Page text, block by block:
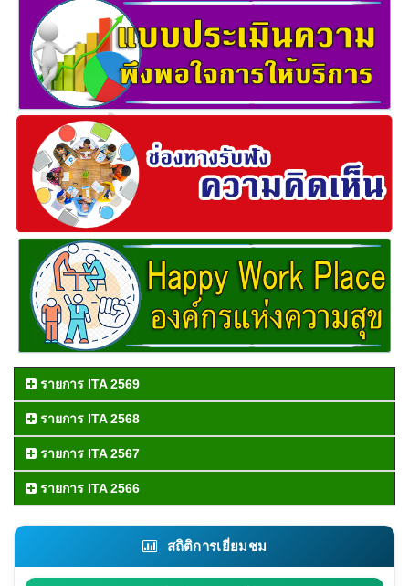
รายการ ITA 2569
รายการ ITA 2568
รายการ ITA 2567
รายการ ITA 2566
สถิติการเยี่ยมชม